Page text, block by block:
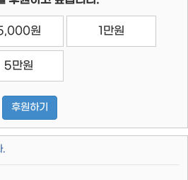
원 1만원
5만원
후원하기
.